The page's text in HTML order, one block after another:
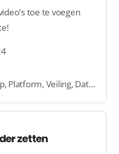
toe te voegen
Website, Webshop, Platform, Veiling, Dating
zetten